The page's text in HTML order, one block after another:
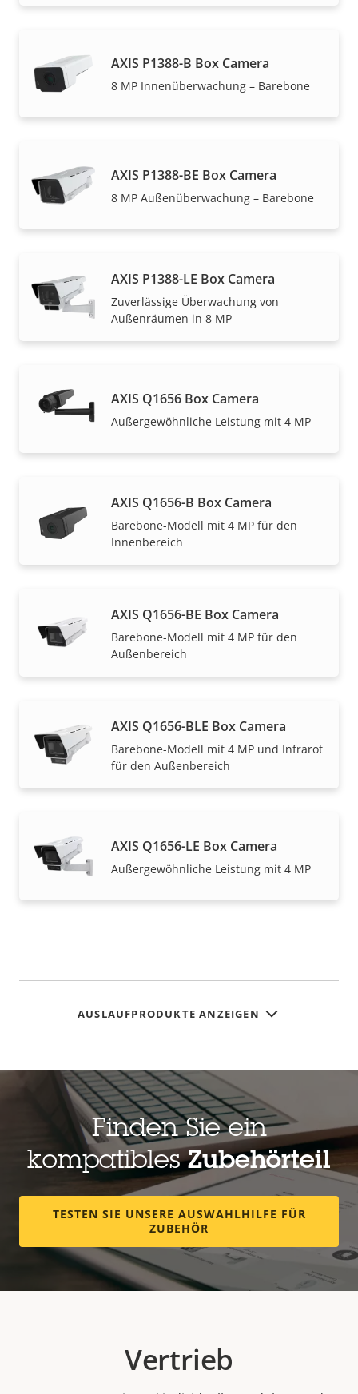
AXIS P1388-B Box Camera
8 MP Innenüberwachung – Barebone
AXIS P1388-BE Box Camera
8 MP Außenüberwachung – Barebone
AXIS P1388-LE Box Camera
Zuverlässige Überwachung von
Außenräumen in 8 MP
AXIS Q1656 Box Camera
Außergewöhnliche Leistung mit 4 MP
AXIS Q1656-B Box Camera
Barebone-Modell mit 4 MP für den
Innenbereich
AXIS Q1656-BE Box Camera
Barebone-Modell mit 4 MP für den
Außenbereich
AXIS Q1656-BLE Box Camera
Barebone-Modell mit 4 MP und Infrarot
für den Außenbereich
AXIS Q1656-LE Box Camera
Außergewöhnliche Leistung mit 4 MP
AUSLAUFPRODUKTE ANZEIGEN
Finden Sie ein
kompatiblesZubehörteil
TESTEN SIE UNSERE AUSWAHLHILFE FÜR
ZUBEHÖR
Vertrieb